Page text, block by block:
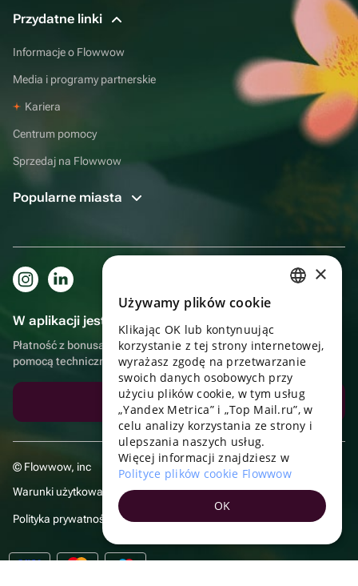
Przydatne linki
Informacje o Flowwow
Media i programy partnerskie
Kariera
Centrum pomocy
Sprzedaj na Flowwow
Popularne miasta
W aplikacji jest to jeszcze wygodniejsze!
Płatność z bonusami, samodzielna dostawa, wygodny czat z
pomocą techniczną
Pobierz aplikację
© Flowwow, inc
Warunki użytkowania
Polityka prywatności
UKRAINIAN
PORTUGUESE
SPANISH
TURKISH
×
Używamy plików cookie
Klikając OK lub kontynuując
korzystanie z tej strony internetowej,
wyrażasz zgodę na przetwarzanie
swoich danych osobowych przy
użyciu plików cookie, w tym usług
„Yandex Metrica” i „Top Mail.ru”, w
celu analizy korzystania ze strony i
ulepszania naszych usług.
Więcej informacji znajdziesz w
Polityce plików cookie Flowwow
OK